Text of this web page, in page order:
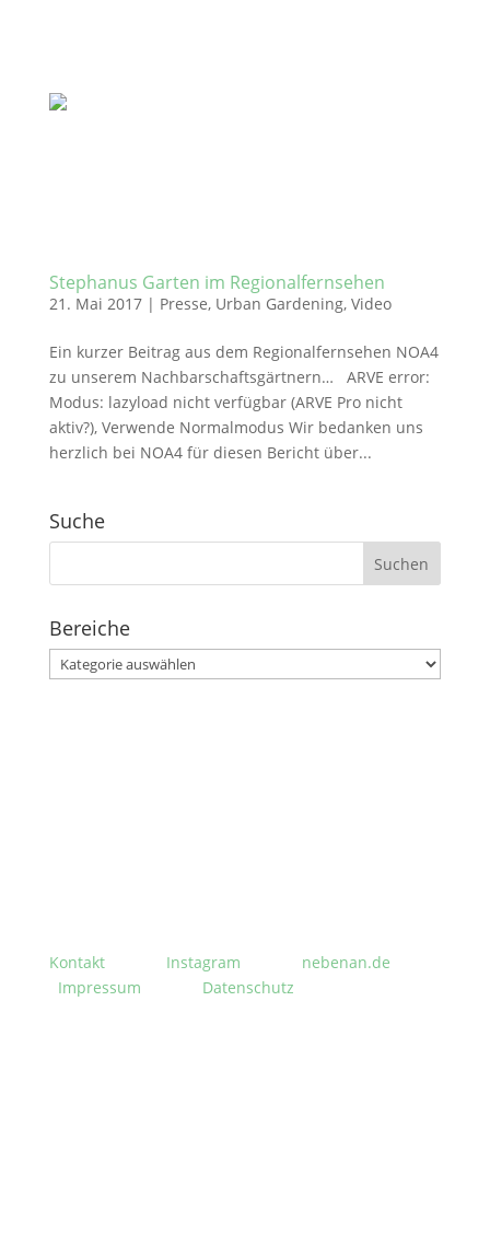
Stephanus Garten im Regionalfernsehen
21. Mai 2017| Presse, Urban Gardening, Video
Ein kurzer Beitrag aus dem Regionalfernsehen NOA4
zu unserem Nachbarschaftsgärtnern… ARVE error:
Modus: lazyload nicht verfügbar (ARVE Pro nicht
aktiv?), Verwende Normalmodus Wir bedanken uns
herzlich bei NOA4 für diesen Bericht über...
Suche
Suchen
Bereiche
Bereiche
Kontakt Instagram
nebenan.de
Impressum
Datenschutz